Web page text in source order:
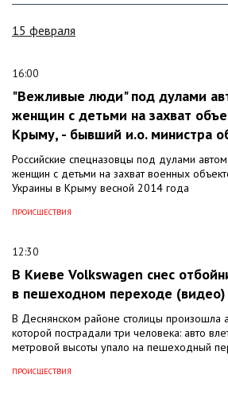
15 февраля
16:00
"Вежливые люди" под дулами
женщин с детьми на захват
Крыму, - бывший и.о. министра
Российские спецназовцы под дулами
женщин с детьми на захват военных
Украины в Крыму весной 2014 года
ПРОИСШЕСТВИЯ
12:30
В Киеве Volkswagen снес
в пешеходном переходе (видео)
В Деснянском районе столицы произошла
которой пострадали три человека: авто
метровой высоты упало на пешеходный
ПРОИСШЕСТВИЯ